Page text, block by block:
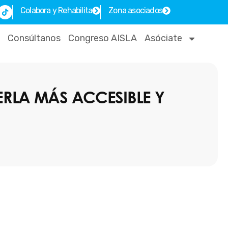
T
i
k
o
Colabora y Rehabilita Zona asociados
Consúltanos Congreso AISLA Asóciate
MÁS ACCESIBLE Y